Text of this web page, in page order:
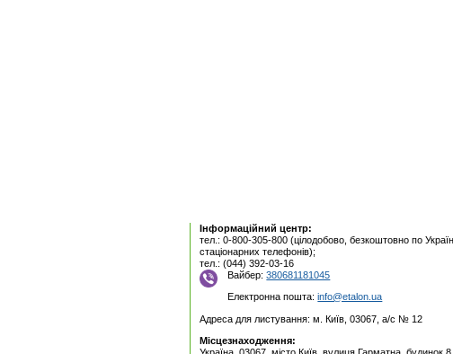
Інформаційний центр:
тел.: 0-800-305-800 (цілодобово, безкоштовно по
стаціонарних телефонів);
тел.: (044) 392-03-16
Вайбер:380681181045
Електронна пошта:info@etalon.ua
Адреса для листування: м. Київ, 03067, а/с № 12
Місцезнаходження: